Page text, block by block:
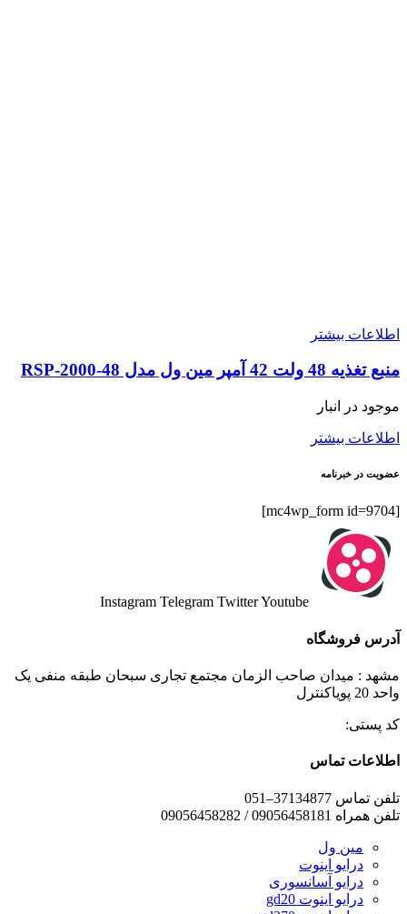
اطلاعات بیشتر
منبع تغذیه 48 ولت 42 آمپر مین ول مدل RSP-2000-48
موجود در انبار
اطلاعات بیشتر
عضویت در خبرنامه
[mc4wp_form id=9704]
Instagram Telegram TwitterYoutube
آدرس فروشگاه
مشهد : میدان صاحب الزمان مجتمع تجاری سبحان طبقه منفی یک
واحد 20 پویاکنترل
کد پستی:
اطلاعات تماس
تلفن تماس 37134877–051
تلفن همراه 09056458181 / 09056458282
مین ول
درایو اینوت
درایو آسانسوری
درایو اینوت gd20